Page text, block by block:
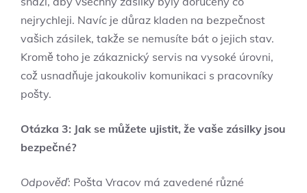
nejrychleji. Navíc je důraz kladen na bezpečnost
vašich zásilek, takže se nemusíte bát o jejich stav.
Kromě toho je zákaznický servis na vysoké úrovni,
což usnadňuje jakoukoliv komunikaci s pracovníky
pošty.
Otázka 3: Jak se můžete ujistit, že vaše zásilky jsou
bezpečné?
Odpověď: Pošta Vracov má zavedené různé